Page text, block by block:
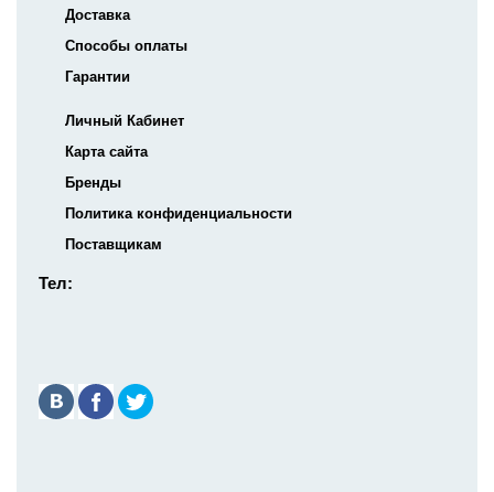
Доставка
Способы оплаты
Гарантии
Личный Кабинет
Карта сайта
Бренды
Политика конфиденциальности
Поставщикам
Тел: